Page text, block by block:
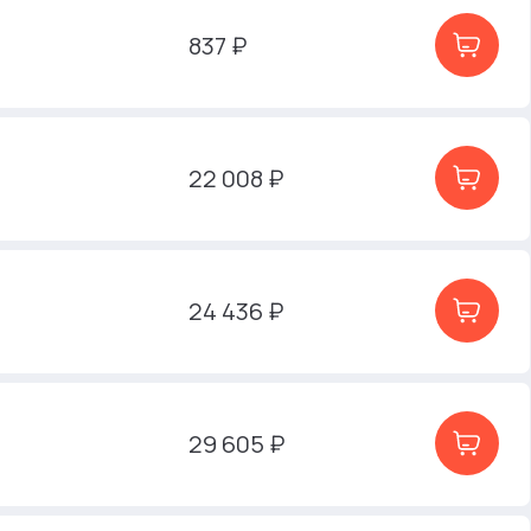
837 ₽
22 008 ₽
24 436 ₽
29 605 ₽